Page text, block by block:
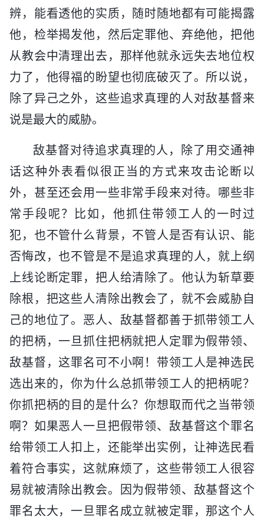
辨，能看透他的实质，随时随地都有可能揭露
他，检举揭发他，然后定罪他、弃绝他，把他
从教会中清理出去，那样他就永远失去地位权
力了，他得福的盼望也彻底破灭了。所以说，
除了异己之外，这些追求真理的人对敌基督来
说是最大的威胁。
敌基督对待追求真理的人，除了用交通神
话这种外表看似很正当的方式来攻击论断以
外，甚至还会用一些非常手段来对待。哪些非
常手段呢？比如，他抓住带领工人的一时过
犯，也不管什么背景，不管人是否有认识、能
否悔改，也不管是不是追求真理的人，就上纲
上线论断定罪，把人给清除了。他认为斩草要
除根，把这些人清除出教会了，就不会威胁自
己的地位了。恶人、敌基督都善于抓带领工人
的把柄，一旦抓住把柄就把人定罪为假带领、
敌基督，这罪名可不小啊！带领工人是神选民
选出来的，你为什么总抓带领工人的把柄呢？
你抓把柄的目的是什么？你想取而代之当带领
啊？如果恶人一旦把假带领、敌基督这个罪名
给带领工人扣上，还能举出实例，让神选民看
着符合事实，这就麻烦了，这些带领工人很容
易就被清除出教会。因为假带领、敌基督这个
罪名太大，一旦罪名成立就被定罪，那这个人